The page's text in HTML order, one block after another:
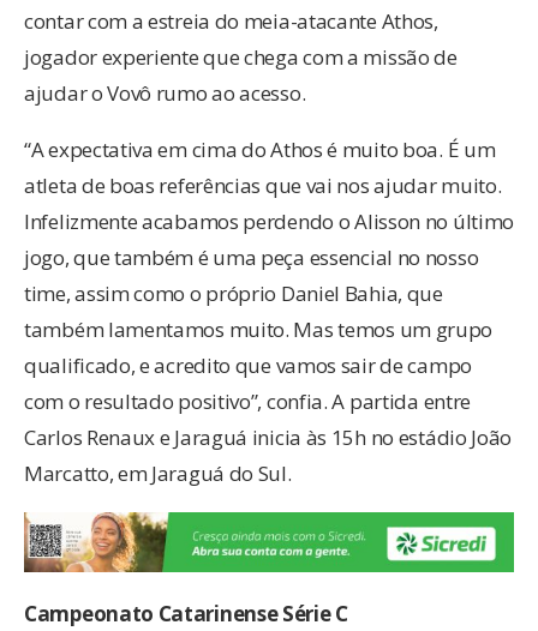
contar com a estreia do meia-atacante Athos,
jogador experiente que chega com a missão de
ajudar o Vovô rumo ao acesso.
“A expectativa em cima do Athos é muito boa. É um
atleta de boas referências que vai nos ajudar muito.
Infelizmente acabamos perdendo o Alisson no último
jogo, que também é uma peça essencial no nosso
time, assim como o próprio Daniel Bahia, que
também lamentamos muito. Mas temos um grupo
qualificado, e acredito que vamos sair de campo
com o resultado positivo”, confia. A partida entre
Carlos Renaux e Jaraguá inicia às 15h no estádio João
Marcatto, em Jaraguá do Sul.
Campeonato Catarinense Série C